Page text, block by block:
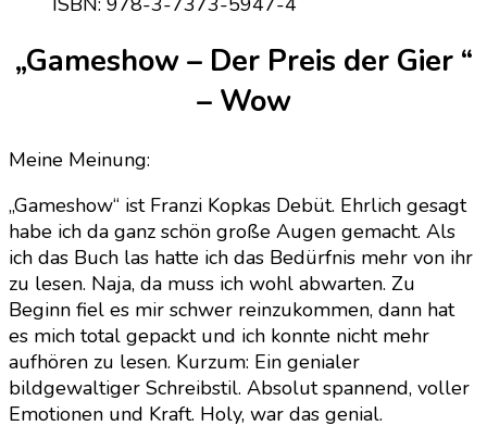
„Gameshow – Der Preis der Gier “
– Wow
Meine Meinung:
„Gameshow“ ist Franzi Kopkas Debüt. Ehrlich gesagt
habe ich da ganz schön große Augen gemacht. Als
ich das Buch las hatte ich das Bedürfnis mehr von ihr
zu lesen. Naja, da muss ich wohl abwarten. Zu
Beginn fiel es mir schwer reinzukommen, dann hat
es mich total gepackt und ich konnte nicht mehr
aufhören zu lesen. Kurzum: Ein genialer
bildgewaltiger Schreibstil. Absolut spannend, voller
Emotionen und Kraft. Holy, war das genial.